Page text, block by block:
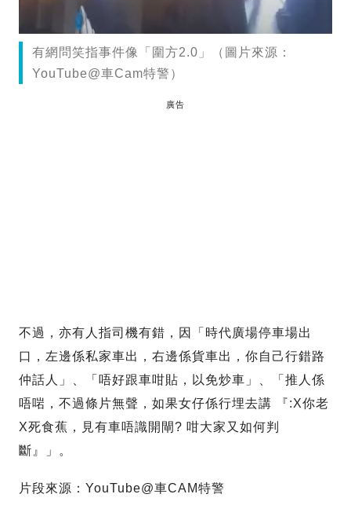
有網問笑指事件像「圍方2.0」（圖片來源：
YouTube@車Cam特警）
廣告
不過，亦有人指司機有錯，因「時代廣場停車場出
口，左邊係私家車出，右邊係貨車出，你自己行錯路
仲話人」、「唔好跟車咁貼，以免炒車」、「推人係
唔啱，不過條片無聲，如果女仔係行埋去講 『:X你老
X死食蕉，見有車唔識開閘? 咁大家又如何判
斷』」。
片段來源：YouTube@車CAM特警